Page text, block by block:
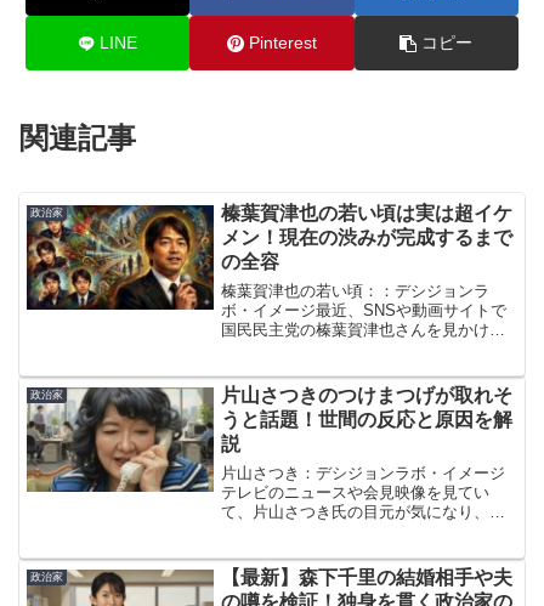
LINE Pinterest コピー
関連記事
政治家
榛葉賀津也の若い頃は実は超イケ
メン！現在の渋みが完成するまで
の全容
榛葉賀津也の若い頃：：デシジョンラ
ボ・イメージ最近、SNSや動画サイトで
国民民主党の榛葉賀津也さんを見かけな
に面白いですし、何より立ち振る舞いが
かっこいいと評判です。そ...
政治家
片山さつきのつけまつげが取れそ
うと話題！世間の反応と原因を解
説
片山さつき：デシジョンラボ・イメージ
テレビのニュースや会見映像を見てい
て、片山さつき氏の目元が気になり、話
ょうか。重要な政治の場面であるにもか
かわらず、なぜあれほど不安...
政治家
【最新】森下千里の結婚相手や夫